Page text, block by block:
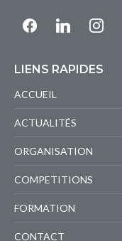
facebooklinkedin instagram
LIENS RAPIDES
ACCUEIL
ACTUALITÉS
ORGANISATION
COMPETITIONS
FORMATION
CONTACT